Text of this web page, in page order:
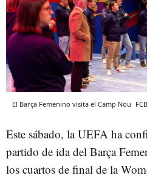
El Barça Femenino visita el Camp Nou FCB
Este sábado, la UEFA ha
partido de ida del Barça
los cuartos de final de la